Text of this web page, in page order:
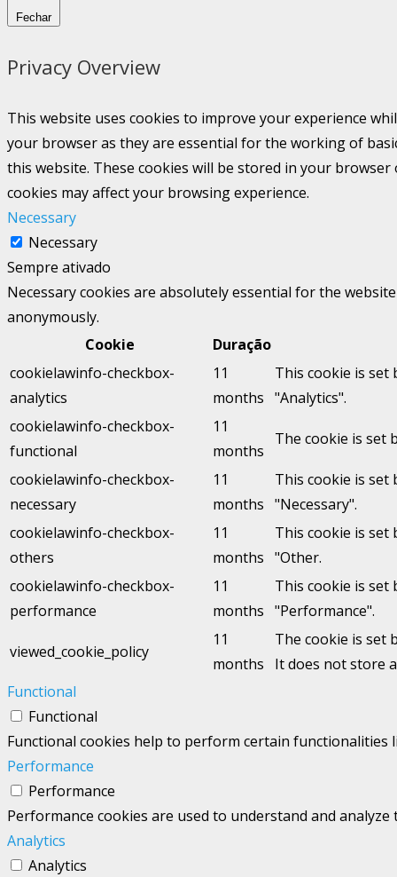
Fechar
Privacy Overview
This website uses cookies to improve your experience
your browser as they are essential for the working of
this website. These cookies will be stored in your
cookies may affect your browsing experience.
Necessary
Necessary
Sempre ativado
Necessary cookies are absolutely essential for the
anonymously.
Cookie
Duração
cookielawinfo-checkbox-
analytics
11
months
This cookie is set
"Analytics".
cookielawinfo-checkbox-
functional
11
months
The cookie is set
cookielawinfo-checkbox-
necessary
11
months
This cookie is set
"Necessary".
cookielawinfo-checkbox-
others
11
months
This cookie is set
"Other.
cookielawinfo-checkbox-
performance
11
months
This cookie is set
"Performance".
viewed_cookie_policy
11
months
The cookie is set
It does not store
Functional
Functional
Functional cookies help to perform certain
Performance
Performance
Performance cookies are used to understand and
Analytics
Analytics